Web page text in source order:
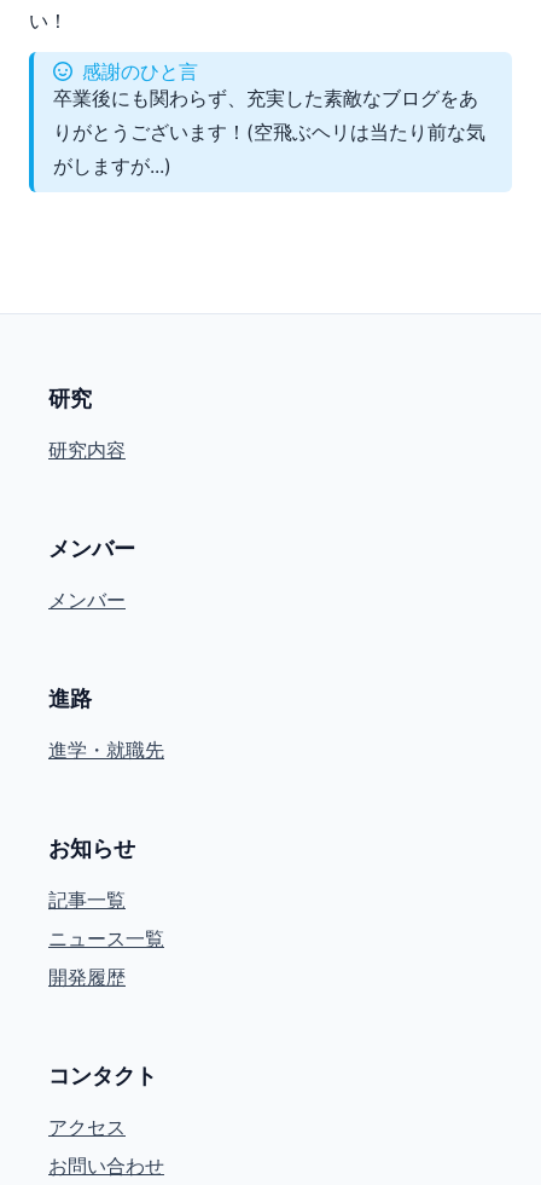
い！
感謝のひと言
卒業後にも関わらず、充実した素敵なブログをあ
りがとうございます！(空飛ぶヘリは当たり前な気
がしますが...)
研究
研究内容
メンバー
メンバー
進路
進学・就職先
お知らせ
記事一覧
ニュース一覧
開発履歴
コンタクト
アクセス
お問い合わせ